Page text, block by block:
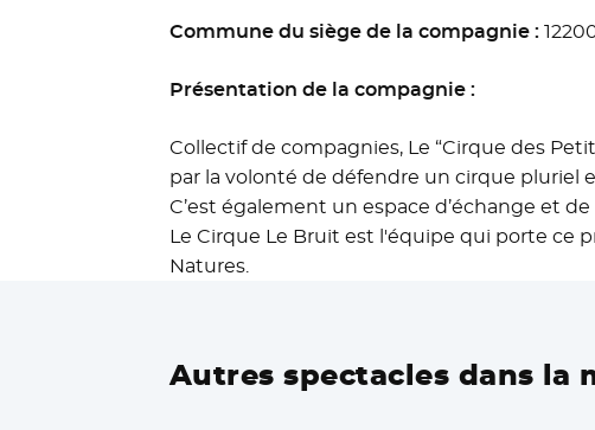
Commune du siège de la compagnie :
Présentation de la compagnie :
Collectif de compagnies, Le “Cirque des
par la volonté de défendre un cirque pluriel
C’est également un espace d’échange et
Le Cirque Le Bruit est l'équipe qui porte ce
Natures.
Autres spectacles dans la